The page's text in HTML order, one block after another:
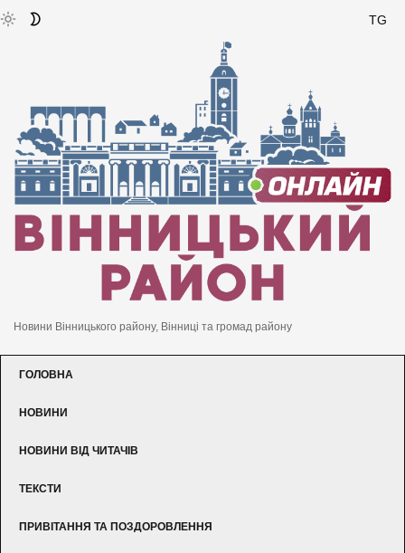
TG
Новини Вінницького району, Вінниці та громад району
ГОЛОВНА
НОВИНИ
НОВИНИ ВІД ЧИТАЧІВ
ТЕКСТИ
ПРИВІТАННЯ ТА ПОЗДОРОВЛЕННЯ